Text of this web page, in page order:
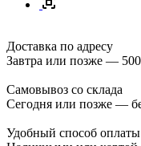
Доставка по адресу
Завтра или позже —
Самовывоз со склада
Сегодня или позже —
Удобный способ оплаты